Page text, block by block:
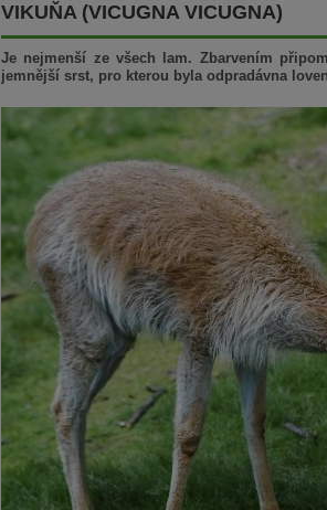
VIKUŇA (VICUGNA VICUGNA)
Je nejmenší ze všech lam. Zbarvením
jemnější srst, pro kterou byla odpradávna